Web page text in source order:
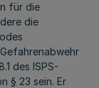
für die
die
des ISPS-
§ 23 sein. Er